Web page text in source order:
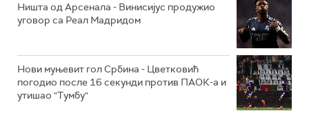
Ништа од Арсенала - Винисијус продужио
уговор са Реал Мадридом
Нови муњевит гол Србина - Цветковић
погодио после 16 секунди против ПАОК-а и
утишао "Тумбу"